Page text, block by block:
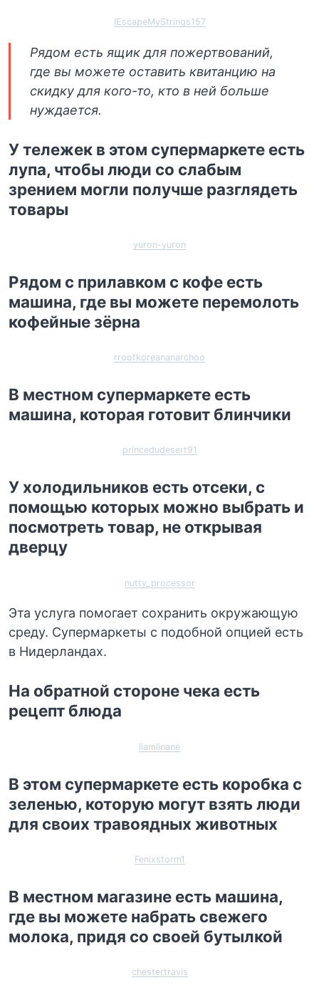
IEscapeMyStrings157
Рядом есть ящик для пожертвований,
где вы можете оставить квитанцию ​​на
скидку для кого-то, кто в ней больше
нуждается.
У тележек в этом супермаркете есть
лупа, чтобы люди со слабым
зрением могли получше разглядеть
товары
yuron-yuron
Рядом с прилавком с кофе есть
машина, где вы можете перемолоть
кофейные зёрна
rroofkoreananarchoo
В местном супермаркете есть
машина, которая готовит блинчики
princedudesert91
У холодильников есть отсеки, с
помощью которых можно выбрать и
посмотреть товар, не открывая
дверцу
nutty_processor
Эта услуга помогает сохранить окружающую
среду. Супермаркеты с подобной опцией есть
в Нидерландах.
На обратной стороне чека есть
рецепт блюда
liamlinane
В этом супермаркете есть коробка с
зеленью, которую могут взять люди
для своих травоядных животных
Fenixstorm1
В местном магазине есть машина,
где вы можете набрать свежего
молока, придя со своей бутылкой
chestertravis